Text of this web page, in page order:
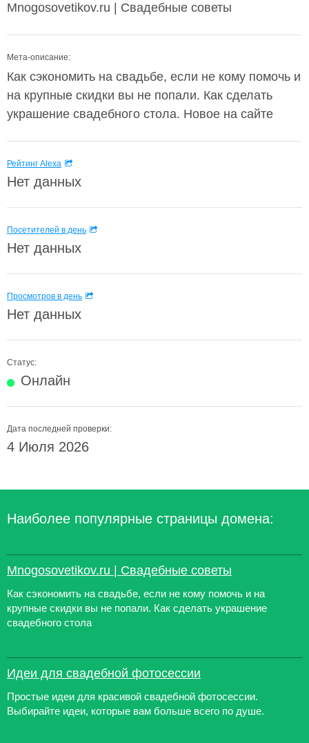
Mnogosovetikov.ru | Свадебные советы
Мета-описание:
Как сэкономить на свадьбе, если не кому помочь и
на крупные скидки вы не попали. Как сделать
украшение свадебного стола. Новое на сайте
Рейтинг Alexa
Нет данных
Посетителей в день
Нет данных
Просмотров в день
Нет данных
Статус:
Онлайн
Дата последней проверки:
4 Июля 2026
Наиболее популярные страницы домена:
Mnogosovetikov.ru | Свадебные советы
Как сэкономить на свадьбе, если не кому помочь и на
крупные скидки вы не попали. Как сделать украшение
свадебного стола
Идеи для свадебной фотосессии
Простые идеи для красивой свадебной фотосессии.
Выбирайте идеи, которые вам больше всего по душе.